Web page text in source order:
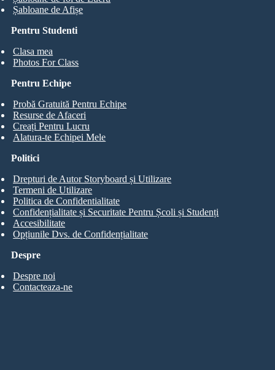
Pentru Studenti
Clasa mea
Photos For Class
Șabloane de Afișe
Pentru Echipe
Probă Gratuită Pentru Echipe
Resurse de Afaceri
Creați Pentru Lucru
Alatura-te Echipei Mele
Despre
Despre noi
Contacteaza-ne
Politici
Drepturi de Autor Storyboard și Utilizare
Termeni de Utilizare
Politica de Confidentialitate
Confidențialitate și Securitate Pentru Școli și Studenți
Accesibilitate
Opțiunile Dvs. de Confidențialitate